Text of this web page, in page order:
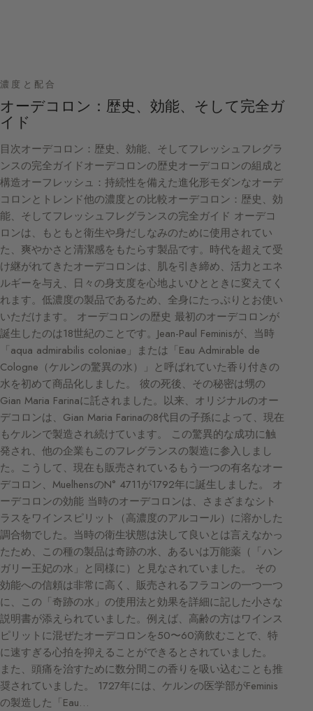
濃度と配合
オーデコロン：歴史、効能、そして完全ガ
イド
目次オーデコロン：歴史、効能、そしてフレッシュフレグラ
ンスの完全ガイドオーデコロンの歴史オーデコロンの組成と
構造オーフレッシュ：持続性を備えた進化形モダンなオーデ
コロンとトレンド他の濃度との比較オーデコロン：歴史、効
能、そしてフレッシュフレグランスの完全ガイド オーデコ
ロンは、もともと衛生や身だしなみのために使用されてい
た、爽やかさと清潔感をもたらす製品です。時代を超えて受
け継がれてきたオーデコロンは、肌を引き締め、活力とエネ
ルギーを与え、日々の身支度を心地よいひとときに変えてく
れます。低濃度の製品であるため、全身にたっぷりとお使い
いただけます。 オーデコロンの歴史 最初のオーデコロンが
誕生したのは18世紀のことです。Jean-Paul Feminisが、当時
「aqua admirabilis coloniae」または「Eau Admirable de
Cologne（ケルンの驚異の水）」と呼ばれていた香り付きの
水を初めて商品化しました。 彼の死後、その秘密は甥の
Gian Maria Farinaに託されました。以来、オリジナルのオー
デコロンは、Gian Maria Farinaの8代目の子孫によって、現在
もケルンで製造され続けています。 この驚異的な成功に触
発され、他の企業もこのフレグランスの製造に参入しまし
た。こうして、現在も販売されているもう一つの有名なオー
デコロン、MuelhensのN° 4711が1792年に誕生しました。 オ
ーデコロンの効能 当時のオーデコロンは、さまざまなシト
ラスをワインスピリット（高濃度のアルコール）に溶かした
調合物でした。当時の衛生状態は決して良いとは言えなかっ
たため、この種の製品は奇跡の水、あるいは万能薬（「ハン
ガリー王妃の水」と同様に）と見なされていました。 その
効能への信頼は非常に高く、販売されるフラコンの一つ一つ
に、この「奇跡の水」の使用法と効果を詳細に記した小さな
説明書が添えられていました。例えば、高齢の方はワインス
ピリットに混ぜたオーデコロンを50〜60滴飲むことで、特
に速すぎる心拍を抑えることができるとされていました。
また、頭痛を治すために数分間この香りを吸い込むことも推
奨されていました。 1727年には、ケルンの医学部がFeminis
の製造した「Eau…